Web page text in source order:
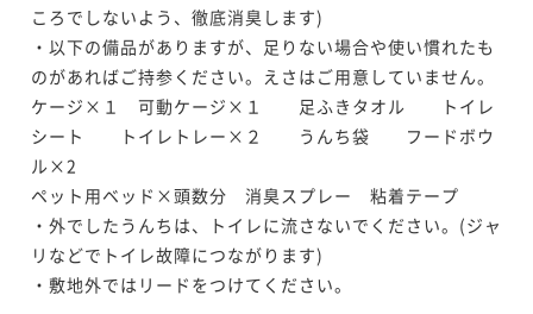
ころでしないよう、徹底消臭します)
・以下の備品がありますが、足りない場合や使い慣れたも
のがあればご持参ください。えさはご用意していません。
ケージ×１　可動ケージ×１　　足ふきタオル　　トイレ
シート　　トイレトレー×２　　うんち袋　　フードボウ
ル×2
ペット用ベッド×頭数分　消臭スプレー　粘着テープ
・外でしたうんちは、トイレに流さないでください。(ジャ
リなどでトイレ故障につながります)
・敷地外ではリードをつけてください。